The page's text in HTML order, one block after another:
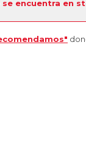
encuentra en